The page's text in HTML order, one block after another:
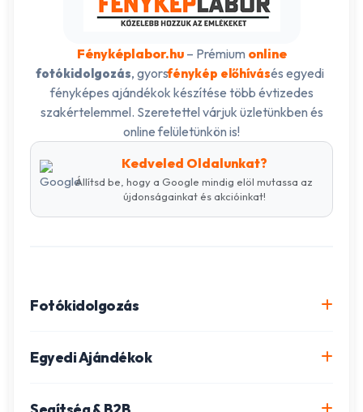
Fényképlabor.hu– Prémium online
fotókidolgozás, gyorsfénykép előhívásés egyedi
fényképes ajándékok készítése több évtizedes
szakértelemmel. Szeretettel várjuk üzletünkben és
online felületünkön is!
Kedveled Oldalunkat?
Állítsd be, hogy a Google mindig elöl mutassa az
újdonságainkat és akcióinkat!
Fotókidolgozás
Egyedi Ajándékok